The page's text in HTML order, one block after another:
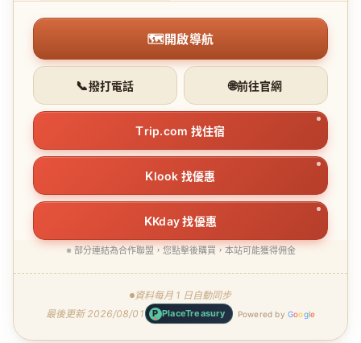
🗺開啟導航
📞撥打電話 🌐前往官網
Trip.com 找住宿
Klook 找優惠
KKday 找優惠
※ 部分連結為合作聯盟，您點擊後購買，本站可能獲得佣金
資料每月 1 日自動同步
最後更新 2026/08/01
P PlaceTreasury Powered by Google